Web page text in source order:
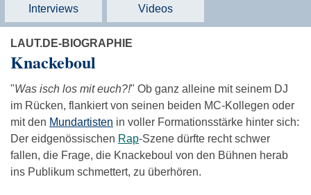
Interviews Videos
LAUT.DE-BIOGRAPHIE
Knackeboul
"Was isch los mit euch?!" Ob ganz alleine mit seinem DJ
im Rücken, flankiert von seinen beiden MC-Kollegen oder
mit den Mundartisten in voller Formationsstärke hinter sich:
Der eidgenössischen Rap-Szene dürfte recht schwer
fallen, die Frage, die Knackeboul von den Bühnen herab
ins Publikum schmettert, zu überhören.